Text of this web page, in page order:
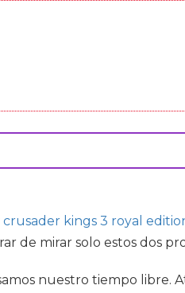
crusader kings 3 royal
de mirar solo estos dos
nuestro tiempo libre.